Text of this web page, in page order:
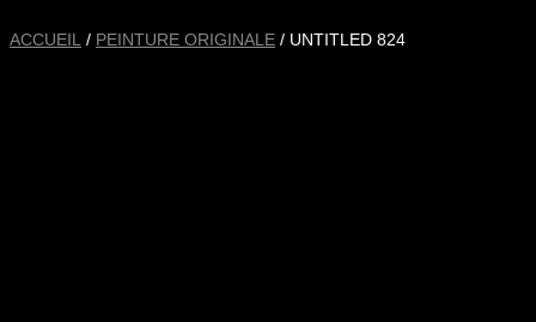
ACCUEIL / PEINTURE ORIGINALE / UNTITLED 824